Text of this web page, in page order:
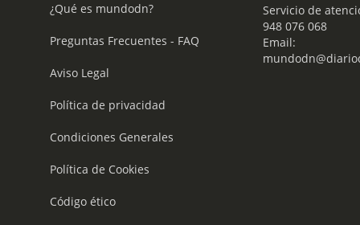
¿Qué es mundodn?
Preguntas Frecuentes - FAQ
Aviso Legal
Política de privacidad
Condiciones Generales
Política de Cookies
Código ético
Servicio de
948 076 068
Email: